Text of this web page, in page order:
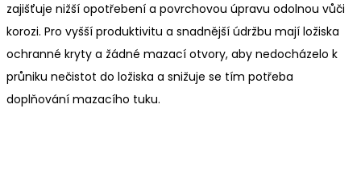
zajišťuje nižší opotřebení a povrchovou úpravu odolnou vůči
korozi. Pro vyšší produktivitu a snadnější údržbu mají ložiska
ochranné kryty a žádné mazací otvory, aby nedocházelo k
průniku nečistot do ložiska a snižuje se tím potřeba
doplňování mazacího tuku.